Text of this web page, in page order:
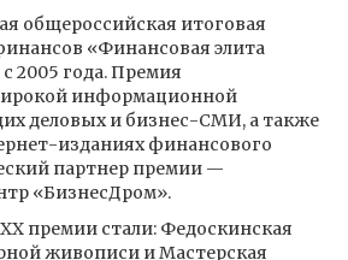
общероссийская итоговая
«Финансовая элита
2005 года. Премия
информационной
деловых и бизнес-СМИ, а также
изданиях финансового
партнер премии —
«БизнесДром».
премии стали: Федоскинская
живописи и Мастерская